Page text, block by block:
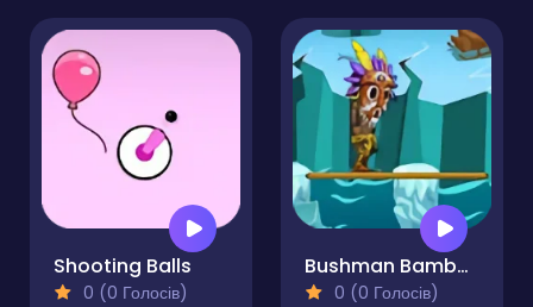
Shooting Balls
0 (0 Голосів)
Bushman Bamboo
0 (0 Голосів)